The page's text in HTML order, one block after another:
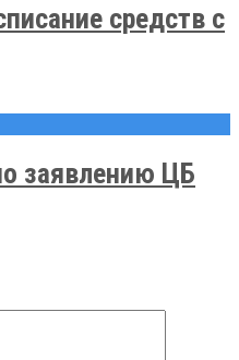
средств с
заявлению ЦБ